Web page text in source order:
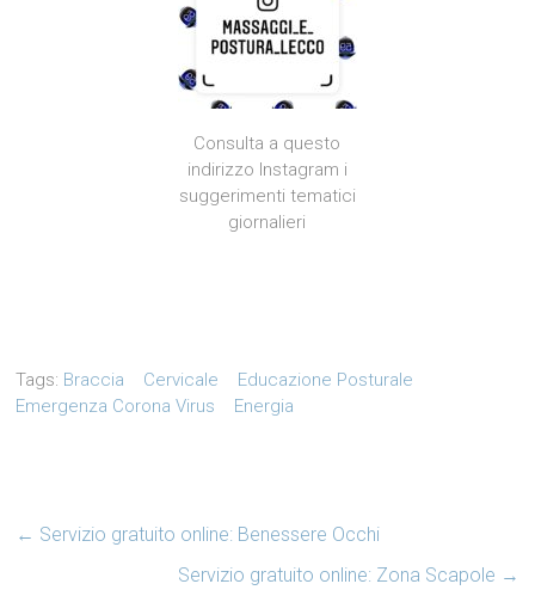
Consulta a questo
indirizzo Instagram i
suggerimenti tematici
giornalieri
Tags: Braccia Cervicale
Educazione Posturale
Emergenza Corona Virus
Energia
← Servizio gratuito online: Benessere Occhi
Servizio gratuito online: Zona Scapole →